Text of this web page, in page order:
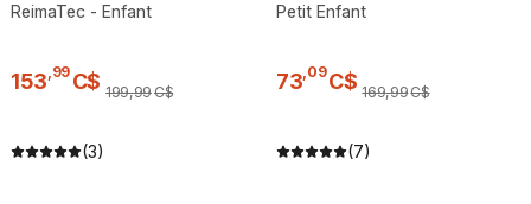
ReimaTec - Enfant
153,99 C$ 199,99C$
(3)
Petit Enfant
73,09C$ 169,99C$
(7)